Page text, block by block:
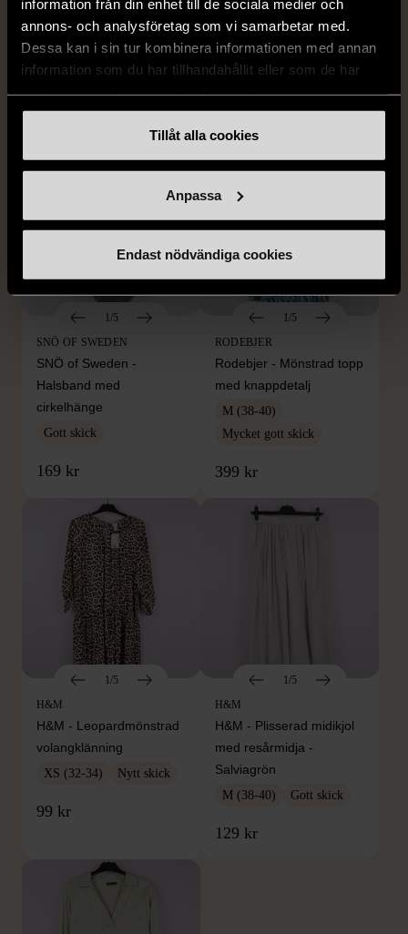
information från din enhet till de sociala medier och
annons- och analysföretag som vi samarbetar med.
Dessa kan i sin tur kombinera informationen med annan
information som du har tillhandahållit eller som de har
Tillåt alla cookies
Anpassa
Endast nödvändiga cookies
Mycket gott skick
129 kr
Halsband med
blomformat hänge
Mycket gott skick
249 kr
1/5
SNÖ OF SWEDEN
SNÖ of Sweden -
Halsband med
cirkelhänge
Gott skick
169 kr
1/5
RODEBJER
Rodebjer - Mönstrad topp
med knappdetalj
M (38-40)
Mycket gott skick
399 kr
1/5
H&M
H&M - Leopardmönstrad
volangklänning
XS (32-34) Nytt skick
99 kr
1/5
H&M
H&M - Plisserad midikjol
med resårmidja -
Salviagrön
M (38-40) Gott skick
129 kr